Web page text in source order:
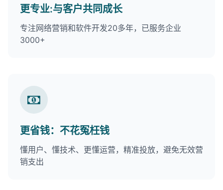
更专业:与客户共同成长
专注网络营销和软件开发20多年，已服务企业
3000+
更省钱：不花冤枉钱
懂用户、懂技术、更懂运营，精准投放，避免无效营
销支出